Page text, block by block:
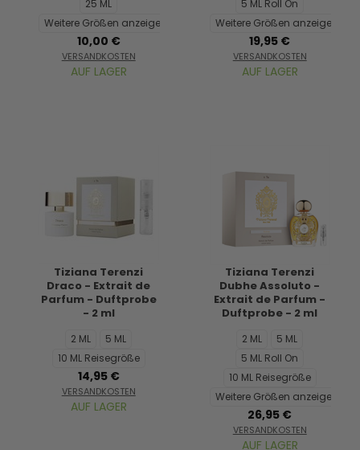
25 ML
Weitere Größen anzeigen...
10,00 €
VERSANDKOSTEN
AUF LAGER
5 ML Roll On
Weitere Größen anzeigen...
19,95 €
VERSANDKOSTEN
AUF LAGER
Tiziana Terenzi
Draco - Extrait de
Parfum - Duftprobe
- 2 ml
2 ML
5 ML
10 ML Reisegröße
14,95 €
VERSANDKOSTEN
AUF LAGER
Tiziana Terenzi
Dubhe Assoluto -
Extrait de Parfum -
Duftprobe - 2 ml
2 ML
5 ML
5 ML Roll On
10 ML Reisegröße
Weitere Größen anzeigen...
26,95 €
VERSANDKOSTEN
AUF LAGER